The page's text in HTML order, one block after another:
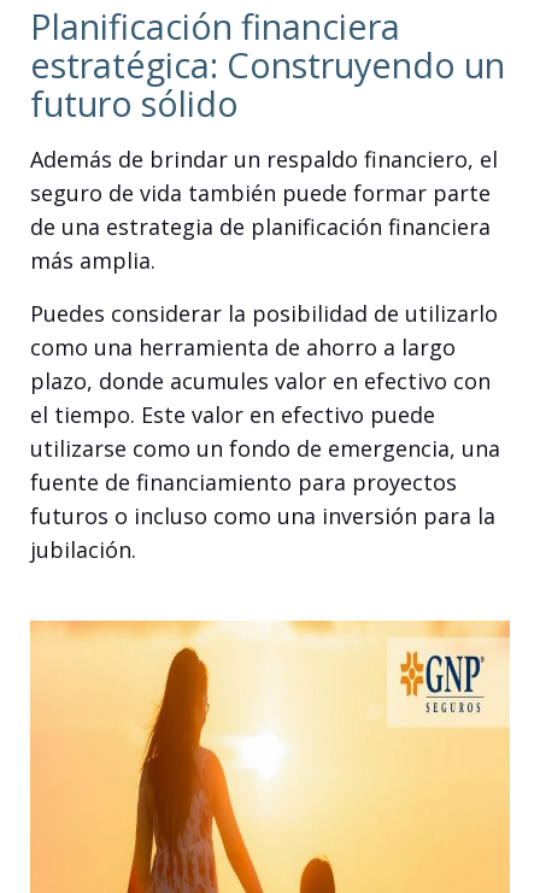
Planificación financiera
estratégica: Construyendo un
futuro sólido
Además de brindar un respaldo financiero, el
seguro de vida también puede formar parte
de una estrategia de planificación financiera
más amplia.
Puedes considerar la posibilidad de utilizarlo
como una herramienta de ahorro a largo
plazo, donde acumules valor en efectivo con
el tiempo. Este valor en efectivo puede
utilizarse como un fondo de emergencia, una
fuente de financiamiento para proyectos
futuros o incluso como una inversión para la
jubilación.